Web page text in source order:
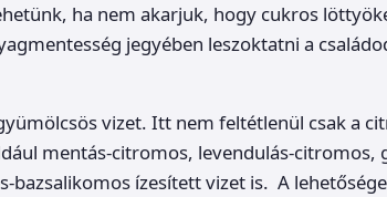
ha nem akarjuk, hogy cukros
jegyében leszoktatni a
vizet. Itt nem feltétlenül csak a
mentás-citromos, levendulás-citromos,
bazsalikomos ízesített vizet is. A